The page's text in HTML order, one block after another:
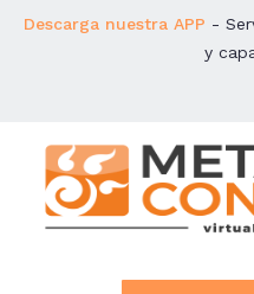
Descarga nuestra APP -
y